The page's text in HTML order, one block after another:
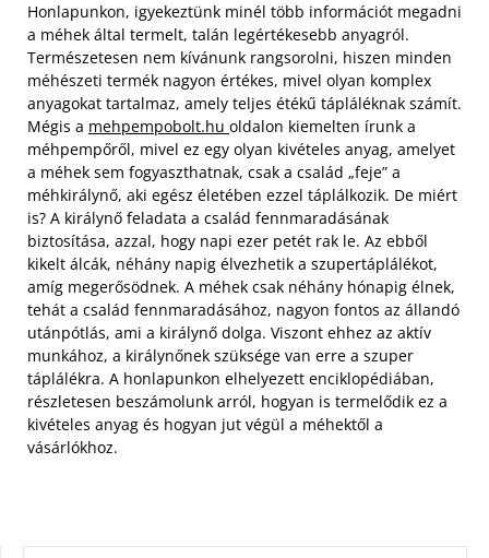
Honlapunkon, igyekeztünk minél több információt megadni
a méhek által termelt, talán legértékesebb anyagról.
Természetesen nem kívánunk rangsorolni, hiszen minden
méhészeti termék nagyon értékes, mivel olyan komplex
anyagokat tartalmaz, amely teljes étékű tápláléknak számít.
Mégis a mehpempobolt.hu oldalon kiemelten írunk a
méhpempőről, mivel ez egy olyan kivételes anyag, amelyet
a méhek sem fogyaszthatnak, csak a család „feje” a
méhkirálynő, aki egész életében ezzel táplálkozik. De miért
is? A királynő feladata a család fennmaradásának
biztosítása, azzal, hogy napi ezer petét rak le. Az ebből
kikelt álcák, néhány napig élvezhetik a szupertáplálékot,
amíg megerősödnek. A méhek csak néhány hónapig élnek,
tehát a család fennmaradásához, nagyon fontos az állandó
utánpótlás, ami a királynő dolga. Viszont ehhez az aktív
munkához, a királynőnek szüksége van erre a szuper
táplálékra. A honlapunkon elhelyezett enciklopédiában,
részletesen beszámolunk arról, hogyan is termelődik ez a
kivételes anyag és hogyan jut végül a méhektől a
vásárlókhoz.